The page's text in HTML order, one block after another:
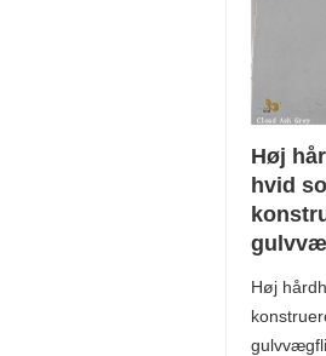
Høj
hvid
Høj